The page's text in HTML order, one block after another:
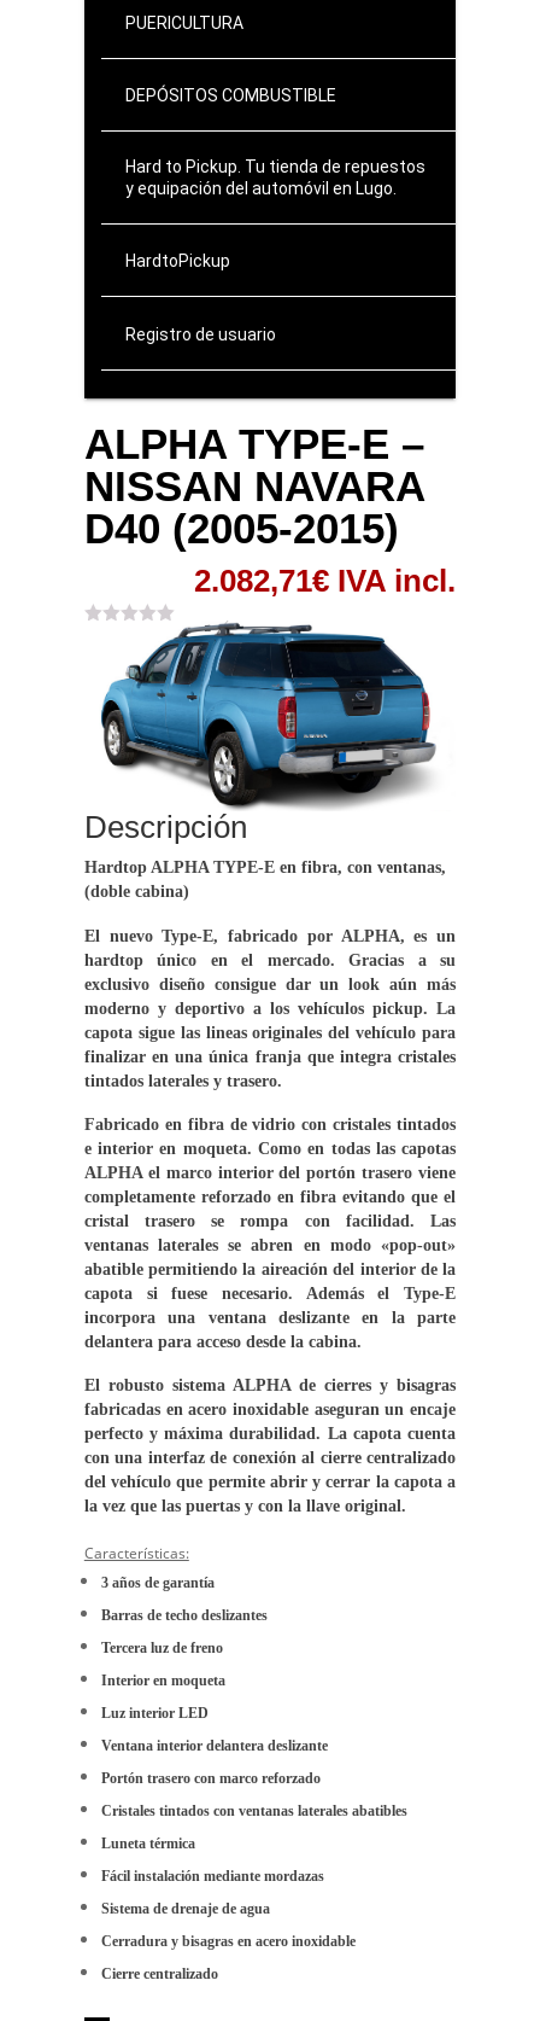
PUERICULTURA
DEPÓSITOS COMBUSTIBLE
Hard to Pickup. Tu tienda de repuestos
y equipación del automóvil en Lugo.
HardtoPickup
Registro de usuario
ALPHA TYPE-E –
NISSAN NAVARA
D40 (2005-2015)
2.082,71€ IVA incl.
Descripción
Hardtop ALPHA TYPE-E en fibra, con ventanas,
(doble cabina)
El nuevo Type-E, fabricado por ALPHA, es un
hardtop único en el mercado. Gracias a su
exclusivo diseño consigue dar un look aún más
moderno y deportivo a los vehículos pickup. La
capota sigue las lineas originales del vehículo para
finalizar en una única franja que integra cristales
tintados laterales y trasero.
Fabricado en fibra de vidrio con cristales tintados
e interior en moqueta. Como en todas las capotas
ALPHA el marco interior del portón trasero viene
completamente reforzado en fibra evitando que el
cristal trasero se rompa con facilidad. Las
ventanas laterales se abren en modo «pop-out»
abatible permitiendo la aireación del interior de la
capota si fuese necesario. Además el Type-E
incorpora una ventana deslizante en la parte
delantera para acceso desde la cabina.
El robusto sistema ALPHA de cierres y bisagras
fabricadas en acero inoxidable aseguran un encaje
perfecto y máxima durabilidad. La capota cuenta
con una interfaz de conexión al cierre centralizado
del vehículo que permite abrir y cerrar la capota a
la vez que las puertas y con la llave original.
Características:
3 años de garantía
Barras de techo deslizantes
Tercera luz de freno
Interior en moqueta
Luz interior LED
Ventana interior delantera deslizante
Portón trasero con marco reforzado
Cristales tintados con ventanas laterales abatibles
Luneta térmica
Fácil instalación mediante mordazas
Sistema de drenaje de agua
Cerradura y bisagras en acero inoxidable
Cierre centralizado